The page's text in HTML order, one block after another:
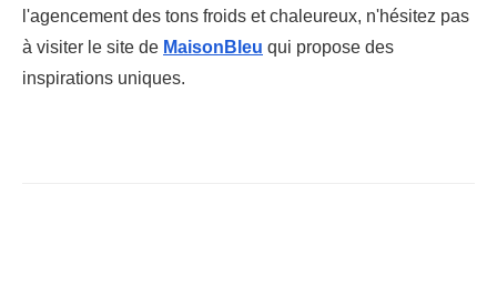
l'agencement des tons froids et chaleureux, n'hésitez pas
à visiter le site de MaisonBleu qui propose des
inspirations uniques.